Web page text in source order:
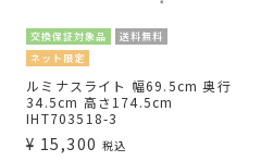
交換保証対象品
送料無料
ネット限定
ルミナスライト 幅69.5cm 奥行
34.5cm 高さ174.5cm
IHT703518-3
¥ 15,300 税込